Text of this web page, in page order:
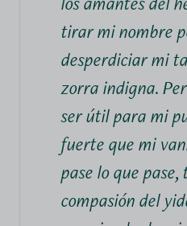
tirar mi nombre
desperdiciar mi
zorra indigna.
ser útil para mi
fuerte que mi
pase lo que
compasión del